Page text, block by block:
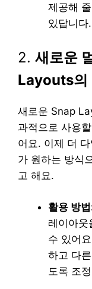
제공해
있답니다.
2. 새로운
Layouts의
새로운 Snap
과적으로 사용
어요. 이제 더
가 원하는 방식
고 해요.
활용 방
레이아웃
수 있어
하고 다
도록 조